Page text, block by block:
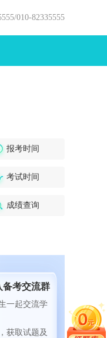
010-82335555
报考时间
考试时间
成绩查询
备考交流群
一起交流学
获取试题及